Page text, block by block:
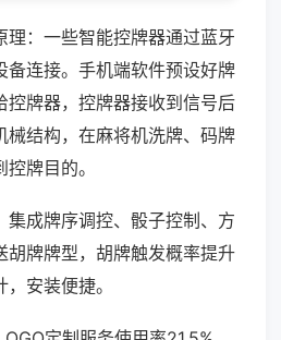
理：一些智能控牌器通过蓝牙
备连接。手机端软件预设好牌
控牌器，控牌器接收到信号后
械结构，在麻将机洗牌、码牌
牌目的。
集成牌序调控、骰子控制、方
胡牌牌型，胡牌触发概率提升
安装便捷。